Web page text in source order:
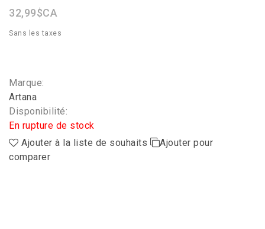
32,99$CA
Sans les taxes
Marque:
Artana
Disponibilité:
En rupture de stock
Ajouter à la liste de souhaits
Ajouter pour
comparer